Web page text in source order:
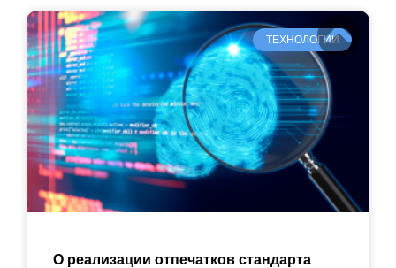
ТЕХНОЛОГИИ
О реализации отпечатков стандарта